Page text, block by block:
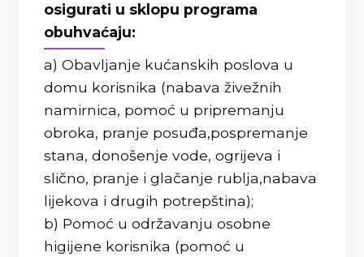
osigurati u sklopu programa
obuhvaćaju:
a) Obavljanje kućanskih poslova u
domu korisnika (nabava živežnih
namirnica, pomoć u pripremanju
obroka, pranje posuđa,pospremanje
stana, donošenje vode, ogrijeva i
slično, pranje i glačanje rublja,nabava
lijekova i drugih potrepština);
b) Pomoć u održavanju osobne
higijene korisnika (pomoć u